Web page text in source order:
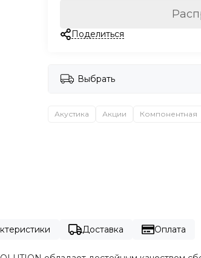
Поделиться
Выбрать
Акустика Акции Компонентная
Доставка Оплата